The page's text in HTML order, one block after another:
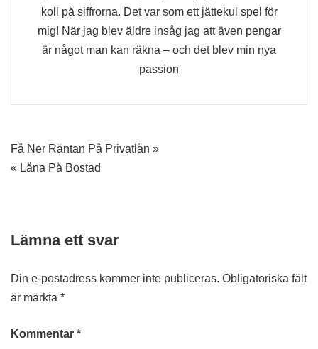
koll på siffrorna. Det var som ett jättekul spel för
mig! När jag blev äldre insåg jag att även pengar
är något man kan räkna – och det blev min nya
passion
Inläggsnavigering
Få Ner Räntan På Privatlån »
« Låna På Bostad
Lämna ett svar
Din e-postadress kommer inte publiceras. Obligatoriska fält
är märkta *
Kommentar *